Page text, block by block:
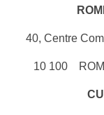
40, Centre
10 100